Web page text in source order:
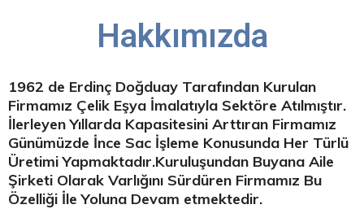
Hakkımızda
1962 de Erdinç Doğduay Tarafından Kurulan
Firmamız Çelik Eşya İmalatıyla Sektöre Atılmıştır.
İlerleyen Yıllarda Kapasitesini Arttıran Firmamız
Günümüzde İnce Sac İşleme Konusunda Her Türlü
Üretimi Yapmaktadır.Kuruluşundan Buyana Aile
Şirketi Olarak Varlığını Sürdüren Firmamız Bu
Özelliği İle Yoluna Devam etmektedir.